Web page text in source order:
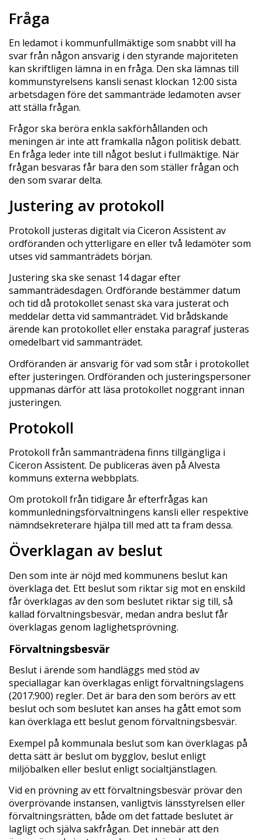
Fråga
En ledamot i kommunfullmäktige som snabbt vill ha
svar från någon ansvarig i den styrande majoriteten
kan skriftligen lämna in en fråga. Den ska lämnas till
kommunstyrelsens kansli senast klockan 12:00 sista
arbetsdagen före det sammanträde ledamoten avser
att ställa frågan.
Frågor ska beröra enkla sakförhållanden och
meningen är inte att framkalla någon politisk debatt.
En fråga leder inte till något beslut i fullmäktige. När
frågan besvaras får bara den som ställer frågan och
den som svarar delta.
Justering av protokoll
Protokoll justeras digitalt via Ciceron Assistent av
ordföranden och ytterligare en eller två ledamöter som
utses vid sammanträdets början.
Justering ska ske senast 14 dagar efter
sammanträdesdagen. Ordförande bestämmer datum
och tid då protokollet senast ska vara justerat och
meddelar detta vid sammanträdet. Vid brådskande
ärende kan protokollet eller enstaka paragraf justeras
omedelbart vid sammanträdet.
Ordföranden är ansvarig för vad som står i protokollet
efter justeringen. Ordföranden och justeringspersoner
uppmanas därför att läsa protokollet noggrant innan
justeringen.
Protokoll
Protokoll från sammanträdena finns tillgängliga i
Ciceron Assistent. De publiceras även på Alvesta
kommuns externa webbplats.
Om protokoll från tidigare år efterfrågas kan
kommunledningsförvaltningens kansli eller respektive
nämndsekreterare hjälpa till med att ta fram dessa.
Överklagan av beslut
Den som inte är nöjd med kommunens beslut kan
överklaga det. Ett beslut som riktar sig mot en enskild
får överklagas av den som beslutet riktar sig till, så
kallad förvaltningsbesvär, medan andra beslut får
överklagas genom laglighetsprövning.
Förvaltningsbesvär
Beslut i ärende som handläggs med stöd av
speciallagar kan överklagas enligt förvaltningslagens
(2017:900) regler. Det är bara den som berörs av ett
beslut och som beslutet kan anses ha gått emot som
kan överklaga ett beslut genom förvaltningsbesvär.
Exempel på kommunala beslut som kan överklagas på
detta sätt är beslut om bygglov, beslut enligt
miljöbalken eller beslut enligt socialtjänstlagen.
Vid en prövning av ett förvaltningsbesvär prövar den
överprövande instansen, vanligtvis länsstyrelsen eller
förvaltningsrätten, både om det fattade beslutet är
lagligt och själva sakfrågan. Det innebär att den